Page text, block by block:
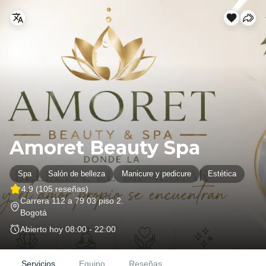
Amoret Beauty Spa
Spa Salón de belleza Manicure y pedicure Estética
4.9 (105 reseñas)
Carrera 112 a 79 03 piso 2
Bogotá
Abierto hoy 08:00 - 22:00
Servicios Equipo Reseñas